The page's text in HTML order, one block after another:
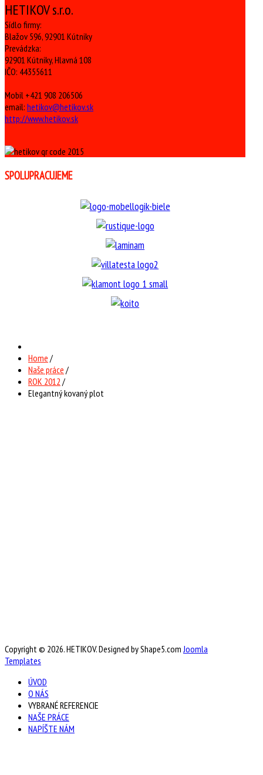
HETIKOV s.r.o.
Sídlo firmy:
Blažov 596, 92901 Kútniky
Prevádzka:
92901 Kútniky, Hlavná 108
IČO: 44355611
Mobil +421 908 206506
email: hetikov@hetikov.sk
http://www.hetikov.sk
SPOLUPRACUJEME
Home /
Naše práce /
ROK 2012 /
Elegantný kovaný plot
Copyright © 2026. HETIKOV. Designed by Shape5.com Joomla
Templates
ÚVOD
O NÁS
VYBRANÉ REFERENCIE
NAŠE PRÁCE
NAPÍŠTE NÁM